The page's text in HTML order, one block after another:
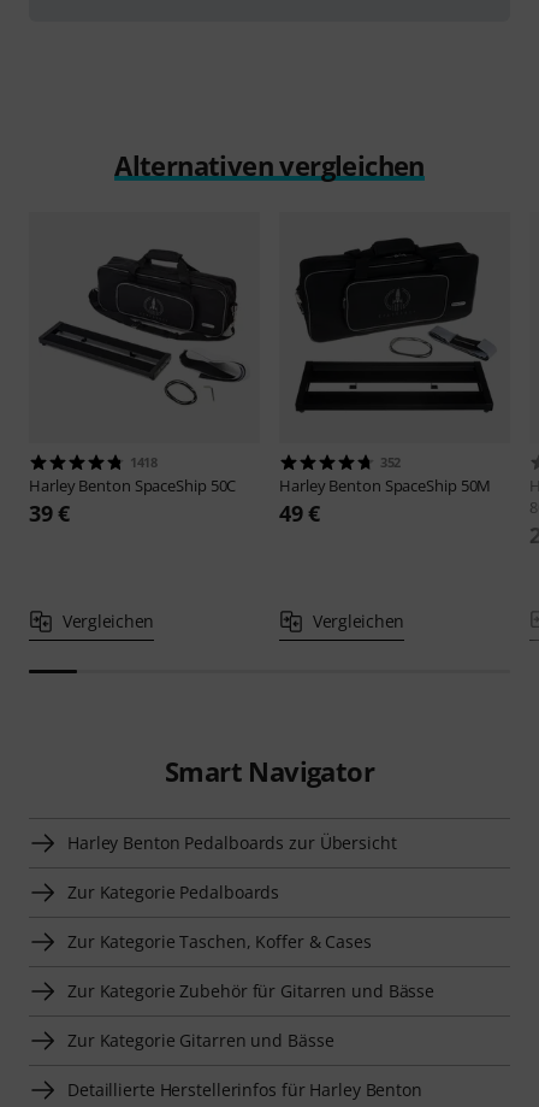
Alternativen vergleichen
1418
Harley Benton SpaceShip 50C
39 €
Vergleichen
352
Harley Benton SpaceShip 50M
49 €
Vergleichen
Smart Navigator
Harley Benton Pedalboards zur Übersicht
Zur Kategorie Pedalboards
Zur Kategorie Taschen, Koffer & Cases
Zur Kategorie Zubehör für Gitarren und Bässe
Zur Kategorie Gitarren und Bässe
Detaillierte Herstellerinfos für Harley Benton